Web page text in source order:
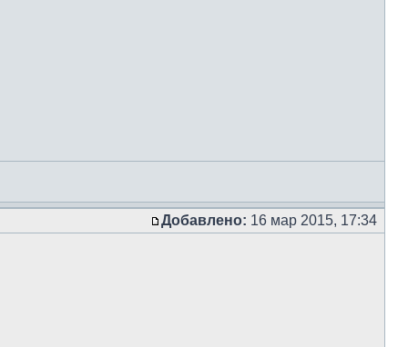
Добавлено: 16 мар 2015, 17:34